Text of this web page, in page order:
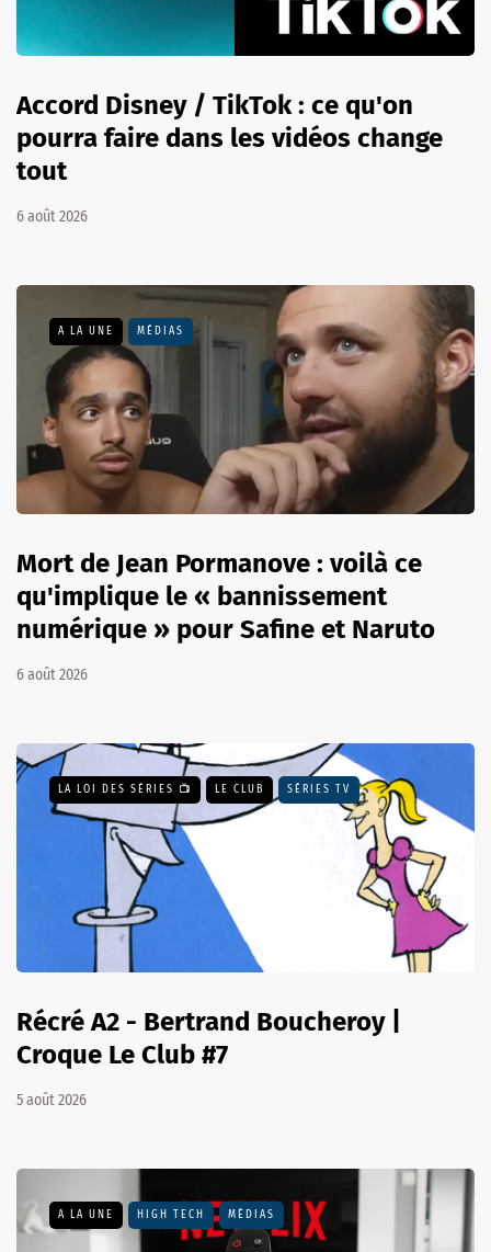
Accord Disney / TikTok : ce qu'on
pourra faire dans les vidéos change
tout
6 août 2026
A LA UNE MÉDIAS
Mort de Jean Pormanove : voilà ce
qu'implique le « bannissement
numérique » pour Safine et Naruto
6 août 2026
LA LOI DES SÉRIES 📺 LE CLUB SÉRIES TV
Récré A2 - Bertrand Boucheroy |
Croque Le Club #7
5 août 2026
A LA UNE HIGH TECH MÉDIAS